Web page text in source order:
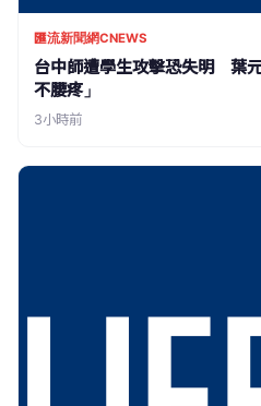
匯流新聞網CNEWS
台中師遭學生攻擊恐失明 葉
不腰疼」
3小時前